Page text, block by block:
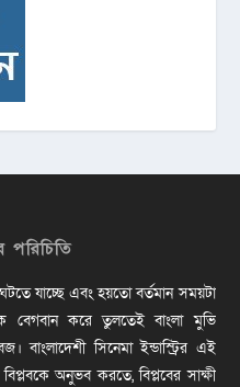
পরিচিতি
ঘটতে যাচ্ছে এবং হয়তো বর্তমান সময়টা
বেগবান করে তুলতেই বাংলা মুভি
বাংলাদেশী সিনেমা ইন্ডাস্ট্রির এই
বিপ্লবকে অনুভব করতে, বিপ্লবের সাক্ষী